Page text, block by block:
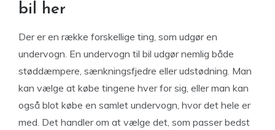
bil her
Der er en række forskellige ting, som udgør en
undervogn. En undervogn til bil udgør nemlig både
støddæmpere, sænkningsfjedre eller udstødning. Man
kan vælge at købe tingene hver for sig, eller man kan
også blot købe en samlet undervogn, hvor det hele er
med. Det handler om at vælge det, som passer bedst